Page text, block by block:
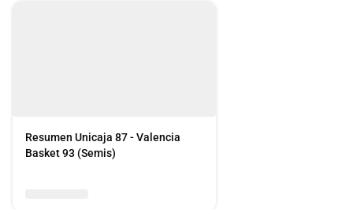
Resumen Unicaja 87 - Valencia
Basket 93 (Semis)